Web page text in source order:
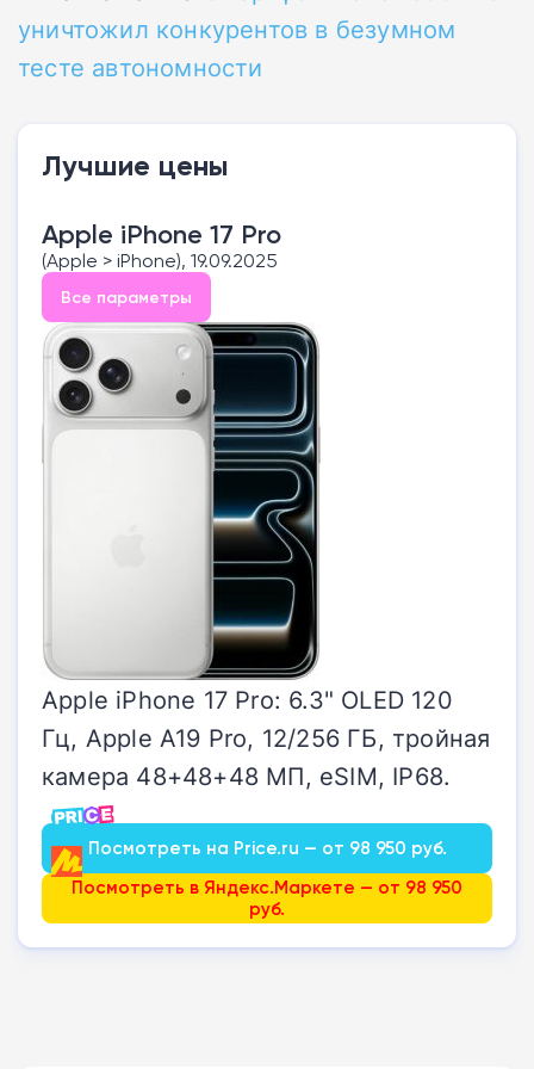
уничтожил конкурентов в безумном
тесте автономности
Лучшие цены
Apple iPhone 17 Pro
(Apple > iPhone), 19.09.2025
Все параметры
Apple iPhone 17 Pro: 6.3" OLED 120
Гц, Apple A19 Pro, 12/256 ГБ, тройная
камера 48+48+48 МП, eSIM, IP68.
Посмотреть на Price.ru — от 98 950 руб.
Посмотреть в Яндекс.Маркете — от 98 950
руб.